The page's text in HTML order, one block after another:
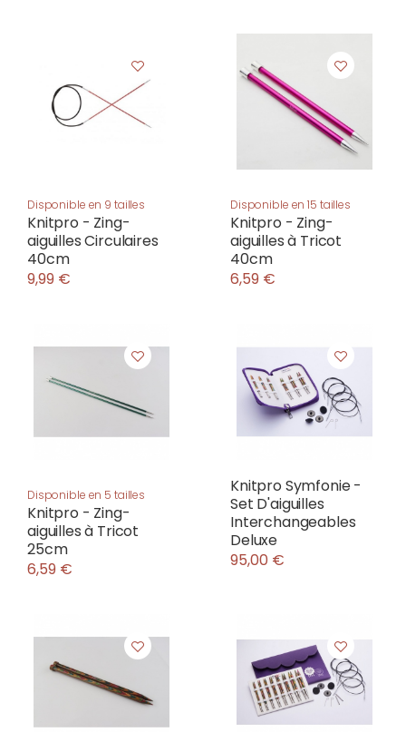
Disponible en 9 tailles
Knitpro - Zing-
aiguilles Circulaires
40cm
9,99 €
Disponible en 15 tailles
Knitpro - Zing-
aiguilles à Tricot
40cm
6,59 €
Disponible en 5 tailles
Knitpro - Zing-
aiguilles à Tricot
25cm
6,59 €
Knitpro Symfonie -
Set D'aiguilles
Interchangeables
Deluxe
95,00 €